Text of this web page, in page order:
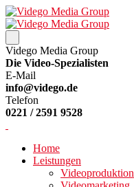
Vidego Media Group
Die Video-Spezialisten
E-Mail
info@vidego.de
Telefon
0221 / 2591 9528
Home
Leistungen
Videoproduktion